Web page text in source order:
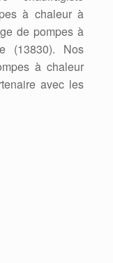
à chaleur à
de pompes à
(13830). Nos
à chaleur
avec les